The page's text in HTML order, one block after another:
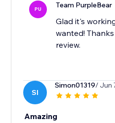
PU Team PurpleBear
Glad it's
wanted!
review.
SI
Simon01319/ Jun
Amazing